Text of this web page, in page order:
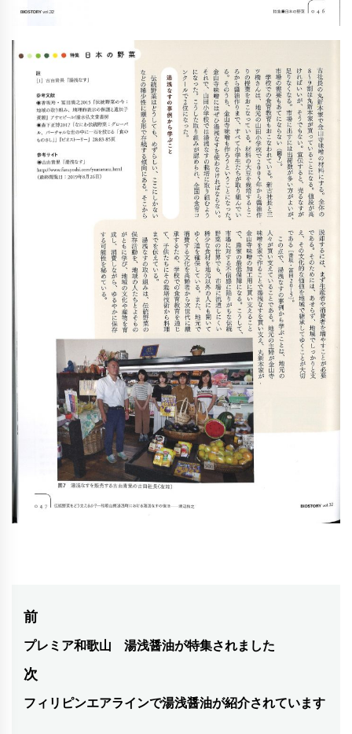
投
稿
ナ
ビ
前
前
の
投
プレミア和歌山 湯浅醤油が特集されました
次
次
フィリピンエアラインで湯浅醤油が紹介されています